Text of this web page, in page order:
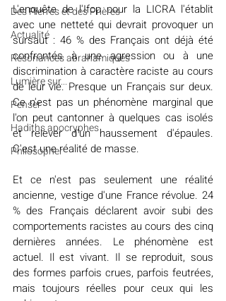
Des Pierres et des Prières
Actualité
Résonances abrahamiques
Lumière sur...
Penser
Hadiths apocryphes
Philosopher
L'enquête de l'Ifop pour la LICRA l'établit
avec une netteté qui devrait provoquer un
sursaut : 46 % des Français ont déjà été
confrontés à une agression ou à une
discrimination à caractère raciste au cours
de leur vie. Presque un Français sur deux.
Ce n'est pas un phénomène marginal que
l'on peut cantonner à quelques cas isolés
et relever d'un haussement d'épaules.
C'est une réalité de masse.
Et ce n'est pas seulement une réalité
ancienne, vestige d'une France révolue. 24
% des Français déclarent avoir subi des
comportements racistes au cours des cinq
dernières années. Le phénomène est
actuel. Il est vivant. Il se reproduit, sous
des formes parfois crues, parfois feutrées,
mais toujours réelles pour ceux qui les